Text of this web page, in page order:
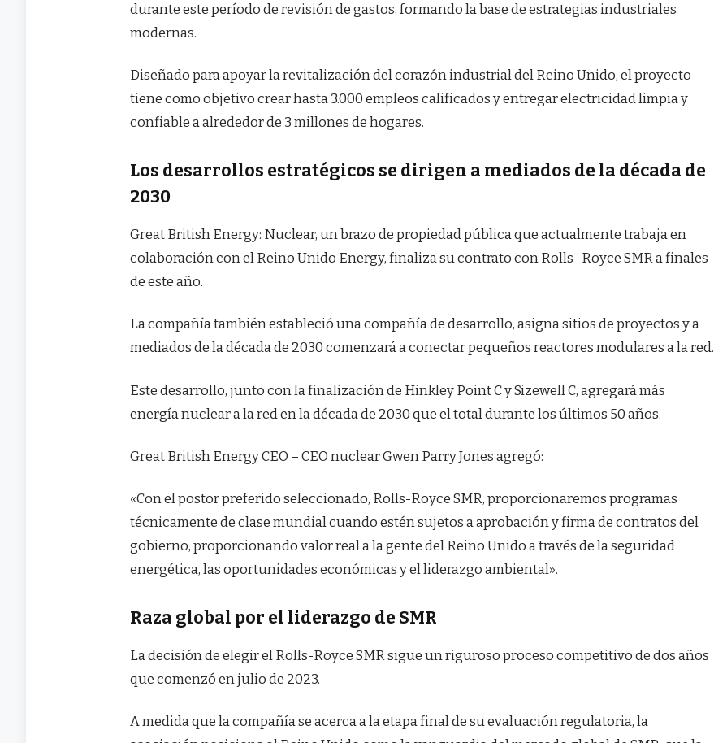
durante este período de revisión de gastos, formando la base de estrategias industriales
modernas.
Diseñado para apoyar la revitalización del corazón industrial del Reino Unido, el proyecto
tiene como objetivo crear hasta 3.000 empleos calificados y entregar electricidad limpia y
confiable a alrededor de 3 millones de hogares.
Los desarrollos estratégicos se dirigen a mediados de la década de
2030
Great British Energy: Nuclear, un brazo de propiedad pública que actualmente trabaja en
colaboración con el Reino Unido Energy, finaliza su contrato con Rolls -Royce SMR a finales
de este año.
La compañía también estableció una compañía de desarrollo, asigna sitios de proyectos y a
mediados de la década de 2030 comenzará a conectar pequeños reactores modulares a la red.
Este desarrollo, junto con la finalización de Hinkley Point C y Sizewell C, agregará más
energía nuclear a la red en la década de 2030 que el total durante los últimos 50 años.
Great British Energy CEO – CEO nuclear Gwen Parry Jones agregó:
«Con el postor preferido seleccionado, Rolls-Royce SMR, proporcionaremos programas
técnicamente de clase mundial cuando estén sujetos a aprobación y firma de contratos del
gobierno, proporcionando valor real a la gente del Reino Unido a través de la seguridad
energética, las oportunidades económicas y el liderazgo ambiental».
Raza global por el liderazgo de SMR
La decisión de elegir el Rolls-Royce SMR sigue un riguroso proceso competitivo de dos años
que comenzó en julio de 2023.
A medida que la compañía se acerca a la etapa final de su evaluación regulatoria, la